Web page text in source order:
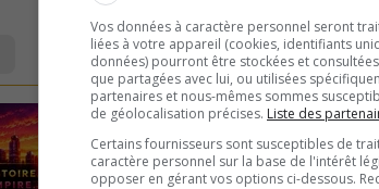
Sunset Empire
🌅 Sunset
entreprises,
Vos données à caractère personnel seront
liées à votre appareil (cookies, identifiants
données) pourront être stockées et
que partagées avec lui, ou utilisées
partenaires et nous-mêmes sommes
de géolocalisation précises. Liste des
Certains fournisseurs sont susceptibles de
caractère personnel sur la base de l'intérêt
opposer en gérant vos options ci-dessous.